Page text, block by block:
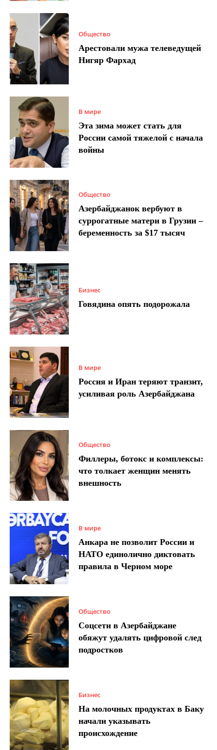
Общество
Арестовали мужа телеведущей
Нигяр Фархад
В мире
Эта зима может стать для
России самой тяжелой с начала
войны
Общество
Азербайджанок вербуют в
суррогатные матери в Грузии –
беременность за $17 тысяч
Бизнес
Говядина опять подорожала
В мире
Россия и Иран теряют транзит,
усиливая роль Азербайджана
Общество
Филлеры, ботокс и комплексы:
что толкает женщин менять
внешность
В мире
Анкара не позволит России и
НАТО единолично диктовать
правила в Черном море
Общество
Соцсети в Азербайджане
обяжут удалять цифровой след
подростков
Бизнес
На молочных продуктах в Баку
начали указывать
происхождение